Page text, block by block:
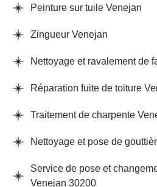
Peinture sur tuile Venejan
Zingueur Venejan
Nettoyage et ravalement de
Réparation fuite de toiture
Traitement de charpente
Nettoyage et pose de
Service de pose et
Venejan 30200